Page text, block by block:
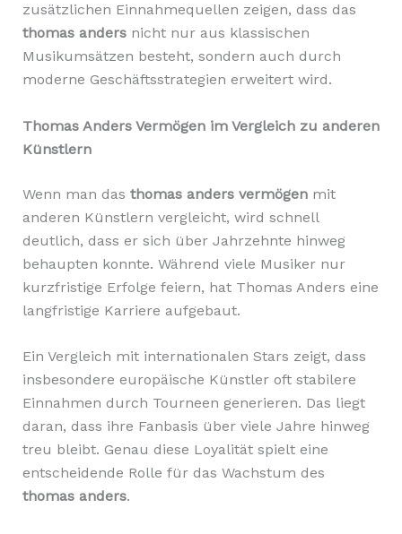
zusätzlichen Einnahmequellen zeigen, dass das
thomas andersnicht nur aus klassischen
Musikumsätzen besteht, sondern auch durch
moderne Geschäftsstrategien erweitert wird.
Thomas Anders Vermögen im Vergleich zu anderen
Künstlern
Wenn man das thomas anders vermögenmit
anderen Künstlern vergleicht, wird schnell
deutlich, dass er sich über Jahrzehnte hinweg
behaupten konnte. Während viele Musiker nur
kurzfristige Erfolge feiern, hat Thomas Anders eine
langfristige Karriere aufgebaut.
Ein Vergleich mit internationalen Stars zeigt, dass
insbesondere europäische Künstler oft stabilere
Einnahmen durch Tourneen generieren. Das liegt
daran, dass ihre Fanbasis über viele Jahre hinweg
treu bleibt. Genau diese Loyalität spielt eine
entscheidende Rolle für das Wachstum des
thomas anders.